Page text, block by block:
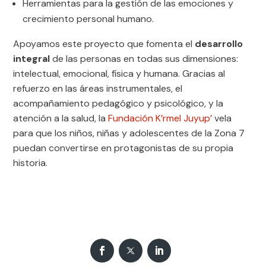
Herramientas para la gestión de las emociones y
crecimiento personal humano.
Apoyamos este proyecto que fomenta el desarrollo
integralde las personas en todas sus dimensiones:
intelectual, emocional, física y humana. Gracias al
refuerzo en las áreas instrumentales, el
acompañamiento pedagógico y psicológico, y la
atención a la salud, laFundación K’rmel Juyup’vela
para que los niños, niñas y adolescentes de la Zona 7
puedan convertirse en protagonistas de su propia
historia.